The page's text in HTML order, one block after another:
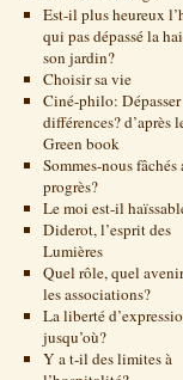
Est-il plus heureux
qui pas dépassé la
son jardin?
Choisir sa vie
Ciné-philo: Dépasser
différences? d’après
Green book
Sommes-nous fâchés
progrès?
Le moi est-il
Diderot, l’esprit des
Lumières
Quel rôle, quel
les associations?
La liberté
jusqu’où?
Y a t-il des limites à